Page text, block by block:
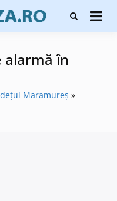
Firme de
protecție și
sisteme de
alarmare și
alarmă în
Maramureș